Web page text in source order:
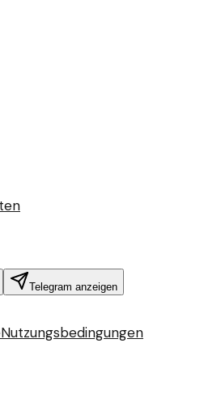
Telegram anzeigen
Nutzungsbedingungen